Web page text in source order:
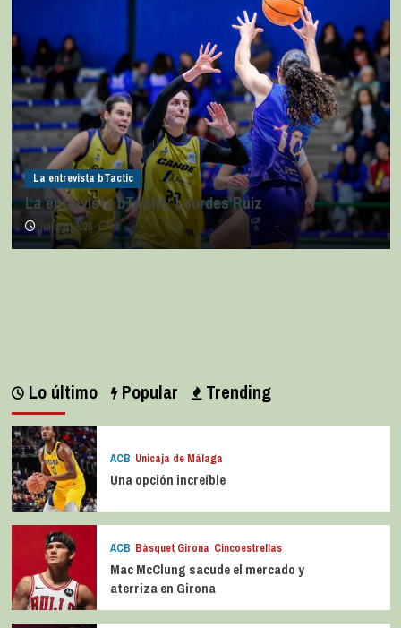
La entrevista bTactic
La entrevista bTactic: Lourdes Ruiz
julio 11, 2026 0
Lo último Popular Trending
ACB Unicaja de Málaga
Una opción increíble
ACB Bàsquet Girona Cincoestrellas
Mac McClung sacude el mercado y
aterriza en Girona